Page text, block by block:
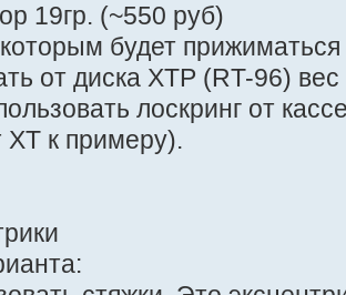
19гр. (~550 руб)
будет прижиматься
от диска ХТР (RT-96)
лоскринг от
ХТ к примеру).